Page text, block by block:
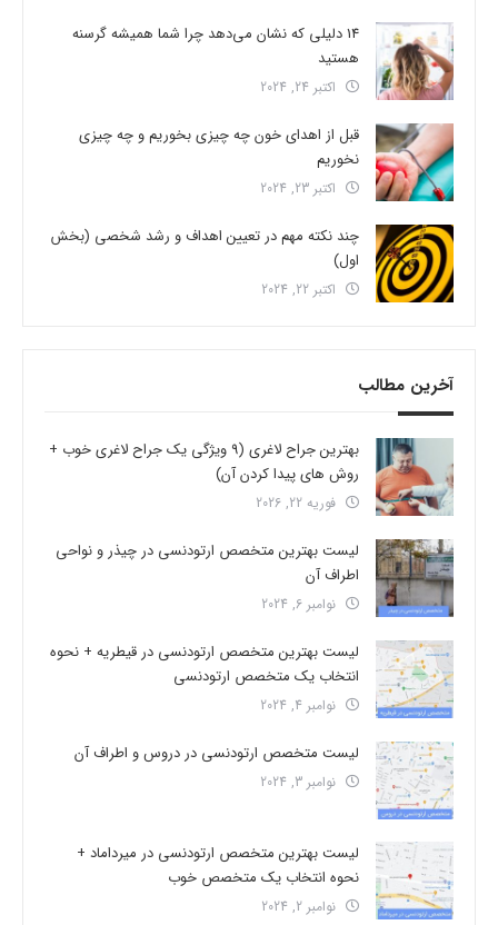
14 دلیلی که نشان می‌دهد چرا شما همیشه گرسنه
هستید
اکتبر 24, 2024
قبل از اهدای خون چه چیزی بخوریم و چه چیزی
نخوریم
اکتبر 23, 2024
چند نکته مهم در تعیین اهداف و رشد شخصی (بخش
اول)
اکتبر 22, 2024
آخرین مطالب
بهترین جراح لاغری (9 ویژگی یک جراح لاغری خوب +
روش های پیدا کردن آن)
فوریه 22, 2026
لیست بهترین متخصص ارتودنسی در چیذر و نواحی
اطراف آن
نوامبر 6, 2024
لیست بهترین متخصص ارتودنسی در قیطریه + نحوه
انتخاب یک متخصص ارتودنسی
نوامبر 4, 2024
لیست متخصص ارتودنسی در دروس و اطراف آن
نوامبر 3, 2024
لیست بهترین متخصص ارتودنسی در میرداماد +
نحوه انتخاب یک متخصص خوب
نوامبر 2, 2024